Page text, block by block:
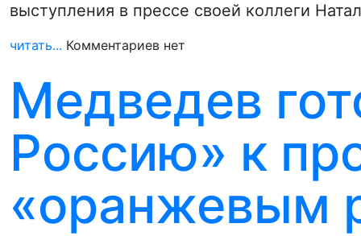
выступления в прессе своей коллеги
читать... Комментариев нет
Медведев
Россию» к
«оранжевым